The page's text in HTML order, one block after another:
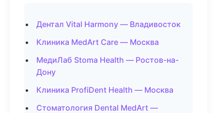
Дентал Vital Harmony — Владивосток
Клиника MedArt Care — Москва
МедиЛаб Stoma Health — Ростов-на-
Дону
Клиника ProfiDent Health — Москва
Стоматология Dental MedArt —